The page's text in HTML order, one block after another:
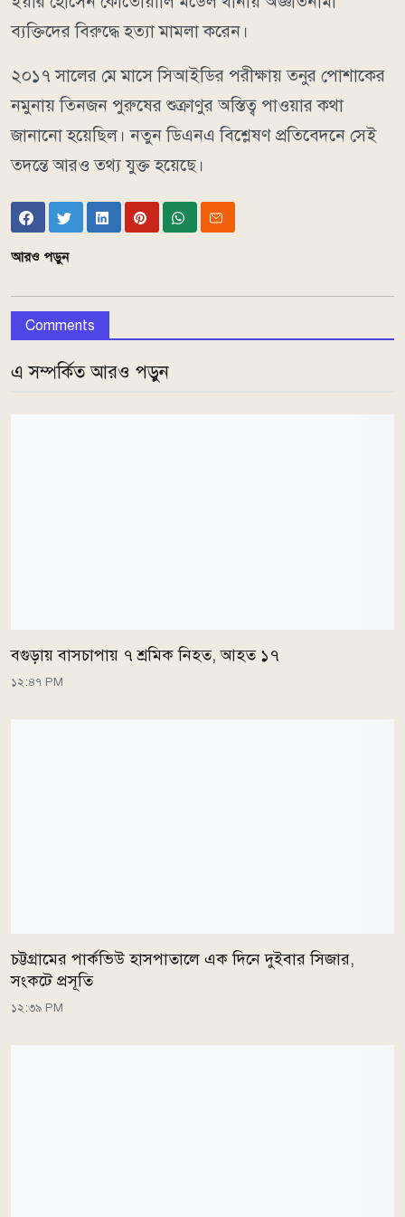
ব্যক্তিদের বিরুদ্ধে হত্যা মামলা করেন।
২০১৭ সালের মে মাসে সিআইডির পরীক্ষায় তনুর পোশাকের
নমুনায় তিনজন পুরুষের শুক্রাণুর অস্তিত্ব পাওয়ার কথা
জানানো হয়েছিল। নতুন ডিএনএ বিশ্লেষণ প্রতিবেদনে সেই
তদন্তে আরও তথ্য যুক্ত হয়েছে।
আরও পড়ুন
Comments
এ সম্পর্কিত আরও পড়ুন
বগুড়ায় বাসচাপায় ৭ শ্রমিক নিহত, আহত ১৭
১২:৪৭ PM
চট্টগ্রামের পার্কভিউ হাসপাতালে এক দিনে দুইবার সিজার,
সংকটে প্রসূতি
১২:৩৯ PM